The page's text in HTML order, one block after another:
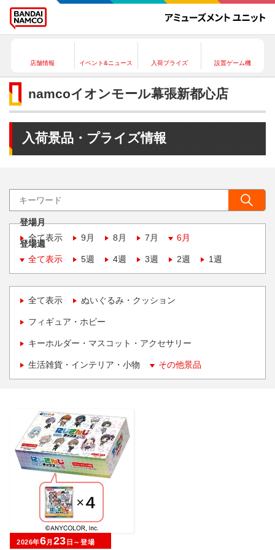
店舗情報 イベント&ニュース 入荷プライズ 設置ゲーム機
namcoイオンモール幕張新都心店
入荷景品・プライズ情報
登場月
全て表示
9月 8月 7月 6月
登場週
全て表示
5週 4週 3週 2週 1週
全て表示 ぬいぐるみ・クッション
フィギュア・ホビー
キーホルダー・マスコット・アクセサリー
生活雑貨・インテリア・小物 その他景品
2026年6月 23 日～登場